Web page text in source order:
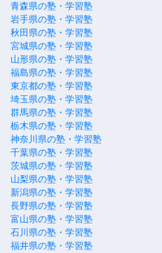
青森県の塾・学習塾
岩手県の塾・学習塾
秋田県の塾・学習塾
宮城県の塾・学習塾
山形県の塾・学習塾
福島県の塾・学習塾
東京都の塾・学習塾
埼玉県の塾・学習塾
群馬県の塾・学習塾
栃木県の塾・学習塾
神奈川県の塾・学習塾
千葉県の塾・学習塾
茨城県の塾・学習塾
山梨県の塾・学習塾
新潟県の塾・学習塾
長野県の塾・学習塾
富山県の塾・学習塾
石川県の塾・学習塾
福井県の塾・学習塾